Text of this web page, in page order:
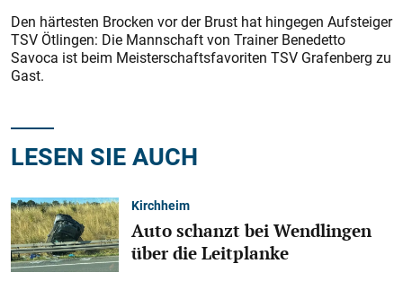
Den härtesten Brocken vor der Brust hat hingegen Aufsteiger
TSV Ötlingen: Die Mannschaft von Trainer Benedetto
Savoca ist beim Meisterschaftsfavoriten TSV Grafenberg zu
Gast.
LESEN SIE AUCH
Kirchheim
Auto schanzt bei Wendlingen
über die Leitplanke